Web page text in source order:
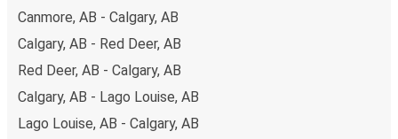
Canmore, AB - Calgary, AB
Calgary, AB - Red Deer, AB
Red Deer, AB - Calgary, AB
Calgary, AB - Lago Louise, AB
Lago Louise, AB - Calgary, AB